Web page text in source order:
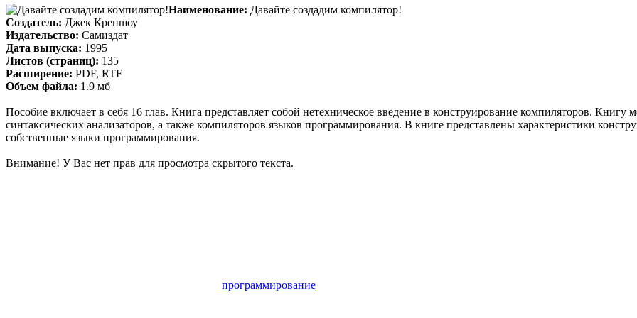
Наименование: Давайте создадим компилятор!
Создатель: Джек Креншоу
Издательство: Самиздат
Дата выпуска: 1995
Листов (страниц): 135
Расширение: PDF, RTF
Объем файла: 1.9 мб
Пособие включает в себя 16 глав. Книга представляет собой нетехническое введение в конструирование компиляторов.
синтаксических анализаторов, а также компиляторов языков программирования. В книге представлены характеристики
собственные языки программирования.
Внимание! У Вас нет прав для просмотра скрытого текста.
программирование